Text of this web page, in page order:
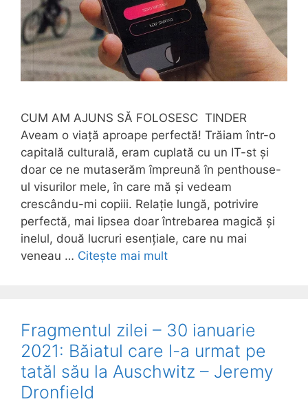
CUM AM AJUNS SĂ FOLOSESC TINDER
Aveam o viață aproape perfectă! Trăiam într-o
capitală culturală, eram cuplată cu un IT-st și
doar ce ne mutaserăm împreună în penthouse-
ul visurilor mele, în care mă și vedeam
crescându-mi copiii. Relație lungă, potrivire
perfectă, mai lipsea doar întrebarea magică și
inelul, două lucruri esențiale, care nu mai
veneau … Citește mai mult
Fragmentul zilei – 30 ianuarie
2021: Băiatul care l-a urmat pe
tatăl său la Auschwitz – Jeremy
Dronfield